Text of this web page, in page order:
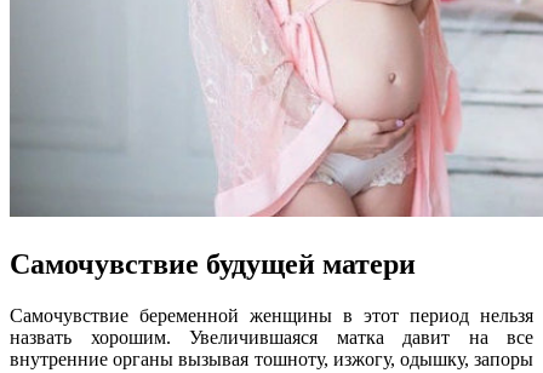
Самочувствие будущей матери
Самочувствие беременной женщины в этот период нельзя
назвать хорошим. Увеличившаяся матка давит на все
внутренние органы вызывая тошноту, изжогу, одышку, запоры